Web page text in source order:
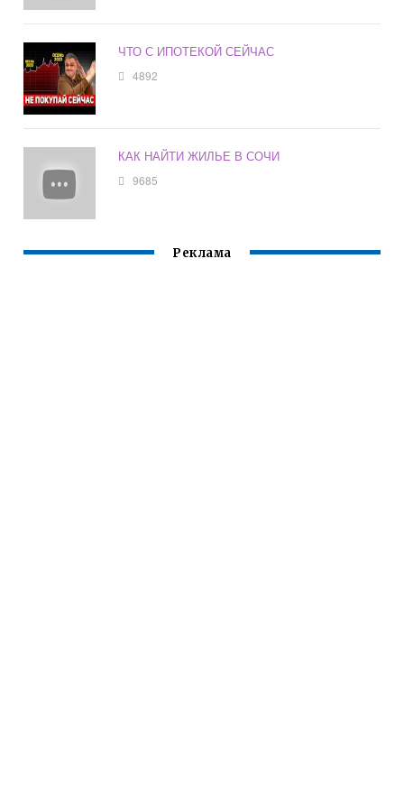
ЧТО С ИПОТЕКОЙ СЕЙЧАС
4892
КАК НАЙТИ ЖИЛЬЕ В СОЧИ
9685
Реклама